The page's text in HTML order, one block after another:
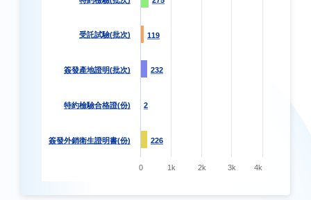
119
119
232
232
2
2
226
226
受託試驗(批次)
簽發產地證明(批次)
特約檢驗合格證(份)
簽發外銷衛生證明書(份)
0 1k 2k 3k 4k